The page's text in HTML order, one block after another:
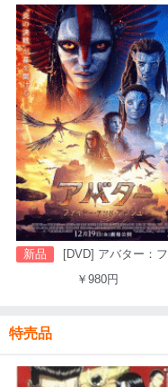
新品
[DVD] アバター：ファイヤー・アンド・アッシュ
￥980円
特売品